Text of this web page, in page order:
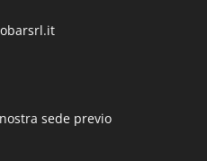
sede previo